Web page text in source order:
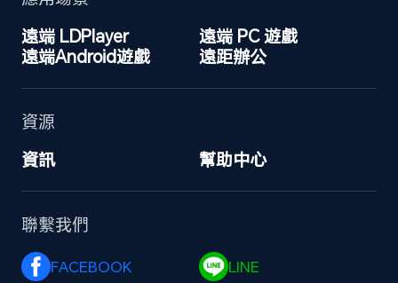
遠端 LDPlayer
遠端 PC 遊戲
遠端Android遊戲
遠距辦公
資源
資訊
幫助中心
聯繫我們
FACEBOOK LINE